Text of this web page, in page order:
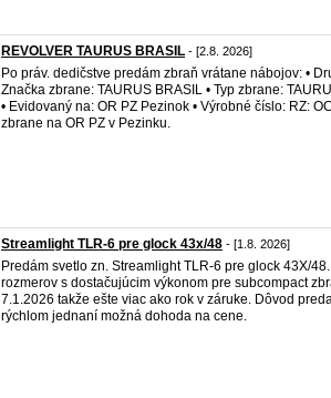
REVOLVER TAURUS BRASIL - [2.8. 2026]
Po práv. dedičstve predám zbraň vrátane nábojov: •
Značka zbrane: TAURUS BRASIL • Typ zbrane:
• Evidovaný na: OR PZ Pezinok • Výrobné číslo: RZ:
zbrane na OR PZ v Pezinku.
Streamlight TLR-6 pre glock 43x/48 - [1.8. 2026]
Predám svetlo zn. Streamlight TLR-6 pre glock 43X/
rozmerov s dostačujúcim výkonom pre subcompact
7.1.2026 takže ešte viac ako rok v záruke. Dôvod
rýchlom jednaní možná dohoda na cene.